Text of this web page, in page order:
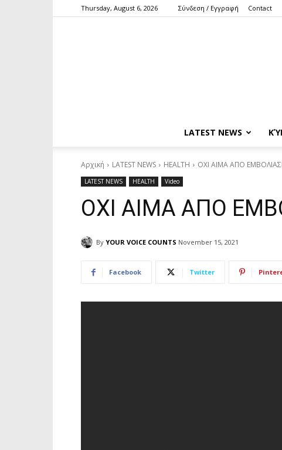
Thursday, August 6, 2026 Σύνδεση / Εγγραφή Contact
LATEST NEWS
Αρχική LATEST NEWS HEALTH ΟΧΙ ΑΙΜΑ ΑΠΟ
LATEST NEWS HEALTH Video
ΟΧΙ ΑΙΜΑ ΑΠΟ
By YOUR VOICE COUNTS November 15, 2021
Facebook Twitter